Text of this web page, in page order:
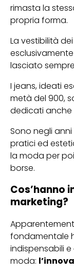
rimasta la
propria forma.
La vestibilità
lasciato
I jeans, ideati
metà del 900,
dedicati anche
Sono negli
pratici ed
la moda per
borse.
Cos’hanno
marketing?
fondamentale
indispensabili
moda: